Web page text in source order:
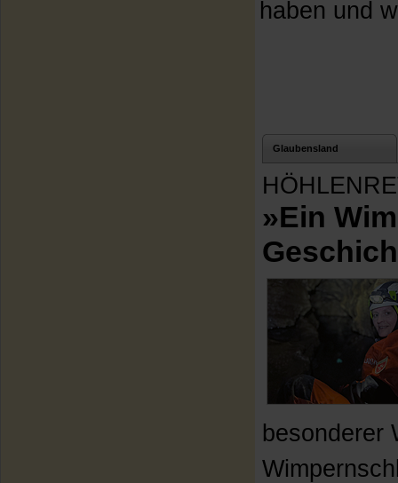
haben und
Glaubensland
»Ein
besonderer